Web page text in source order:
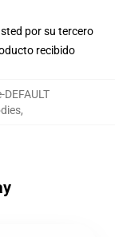
por su tercero
recibido
,